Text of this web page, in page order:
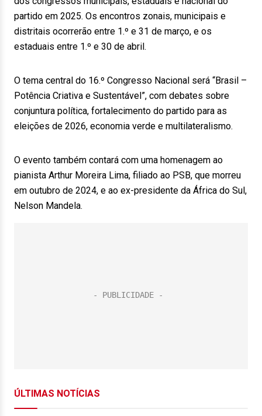
partido em 2025. Os encontros zonais, municipais e
distritais ocorrerão entre 1.º e 31 de março, e os
estaduais entre 1.º e 30 de abril.
O tema central do 16.º Congresso Nacional será “Brasil –
Potência Criativa e Sustentável”, com debates sobre
conjuntura política, fortalecimento do partido para as
eleições de 2026, economia verde e multilateralismo.
O evento também contará com uma homenagem ao
pianista Arthur Moreira Lima, filiado ao PSB, que morreu
em outubro de 2024, e ao ex-presidente da África do Sul,
Nelson Mandela.